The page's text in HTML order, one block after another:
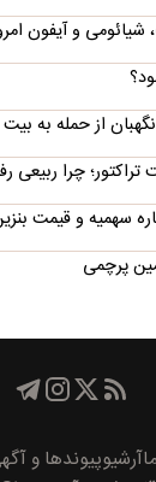
و آیفون امروز یکشنبه
از حمله به
چرا ربیعی
سهمیه و قیمت
پرچمی
آرشیوپیوند‌ها و